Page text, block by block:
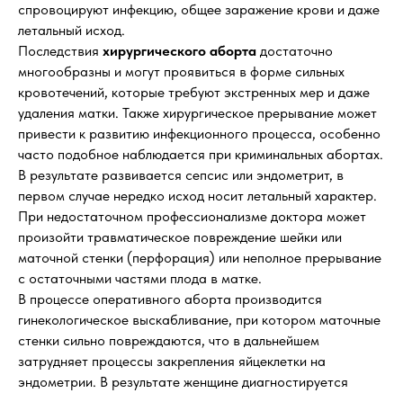
спровоцируют инфекцию, общее заражение крови и даже
летальный исход.
Последствия хирургического аборта достаточно
многообразны и могут проявиться в форме сильных
кровотечений, которые требуют экстренных мер и даже
удаления матки. Также хирургическое прерывание может
привести к развитию инфекционного процесса, особенно
часто подобное наблюдается при криминальных абортах.
В результате развивается сепсис или эндометрит, в
первом случае нередко исход носит летальный характер.
При недостаточном профессионализме доктора может
произойти травматическое повреждение шейки или
маточной стенки (перфорация) или неполное прерывание
с остаточными частями плода в матке.
В процессе оперативного аборта производится
гинекологическое выскабливание, при котором маточные
стенки сильно повреждаются, что в дальнейшем
затрудняет процессы закрепления яйцеклетки на
эндометрии. В результате женщине диагностируется